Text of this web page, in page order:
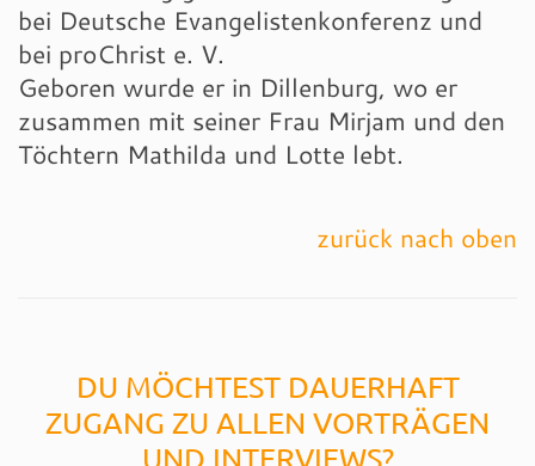
bei Deutsche Evangelistenkonferenz und
bei proChrist e. V.
Geboren wurde er in Dillenburg, wo er
zusammen mit seiner Frau Mirjam und den
Töchtern Mathilda und Lotte lebt.
zurück nach oben
DU MÖCHTEST DAUERHAFT
ZUGANG ZU ALLEN VORTRÄGEN